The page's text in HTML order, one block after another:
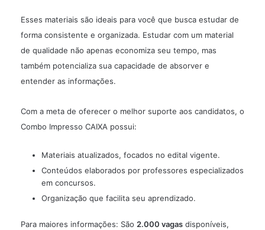
Esses materiais são ideais para você que busca estudar de
forma consistente e organizada. Estudar com um material
de qualidade não apenas economiza seu tempo, mas
também potencializa sua capacidade de absorver e
entender as informações.
Com a meta de oferecer o melhor suporte aos candidatos, o
Combo Impresso CAIXA possui:
Materiais atualizados, focados no edital vigente.
Conteúdos elaborados por professores especializados
em concursos.
Organização que facilita seu aprendizado.
Para maiores informações: São 2.000 vagas disponíveis,